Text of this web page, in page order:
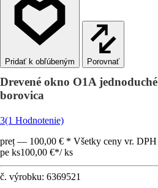
Porovnať
Drevené okno O1A
borovica
3(1 Hodnotenie)
preț — 100,00 € * Všetky ceny vr. DPH
pe ks100,00 €*/ ks
č. výrobku: 6369521